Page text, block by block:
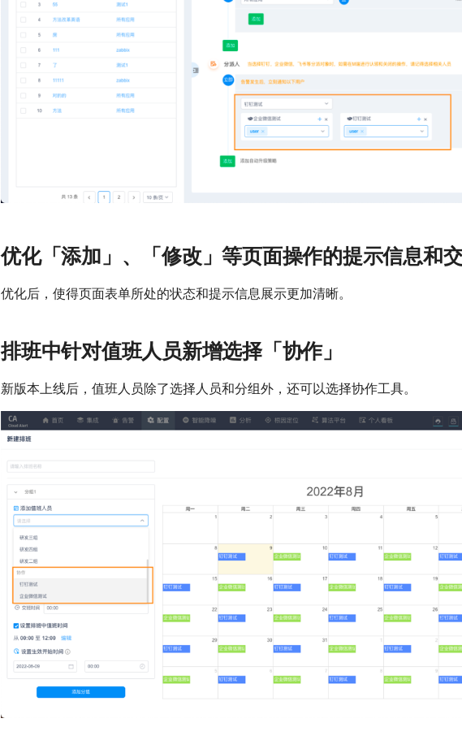
优化「添加」、「修改」等页面操作的提示信息和
优化后，使得页面表单所处的状态和提示信息展示更加清晰。
排班中针对值班人员新增选择「协作」
新版本上线后，值班人员除了选择人员和分组外，还可以选择协作工具。